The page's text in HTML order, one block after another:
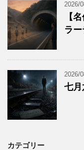
2026/
【
ラ
2026/
七
カテゴリー